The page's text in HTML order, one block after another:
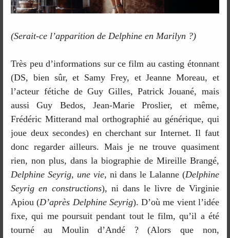
(Serait-ce l’apparition de Delphine en Marilyn ?)
Très peu d’informations sur ce film au casting étonnant
(DS, bien sûr, et Samy Frey, et Jeanne Moreau, et
l’acteur fétiche de Guy Gilles, Patrick Jouané, mais
aussi Guy Bedos, Jean-Marie Proslier, et même,
Frédéric Mitterand mal orthographié au générique, qui
joue deux secondes) en cherchant sur Internet. Il faut
donc regarder ailleurs. Mais je ne trouve quasiment
rien, non plus, dans la biographie de Mireille Brangé,
Delphine Seyrig, une vie, ni dans le Lalanne (Delphine
Seyrig en constructions), ni dans le livre de Virginie
Apiou (D’après Delphine Seyrig). D’où me vient l’idée
fixe, qui me poursuit pendant tout le film, qu’il a été
tourné au Moulin d’Andé ? (Alors que non,